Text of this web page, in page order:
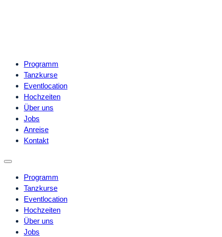
Programm
Tanzkurse
Eventlocation
Hochzeiten
Über uns
Jobs
Anreise
Kontakt
Programm
Tanzkurse
Eventlocation
Hochzeiten
Über uns
Jobs